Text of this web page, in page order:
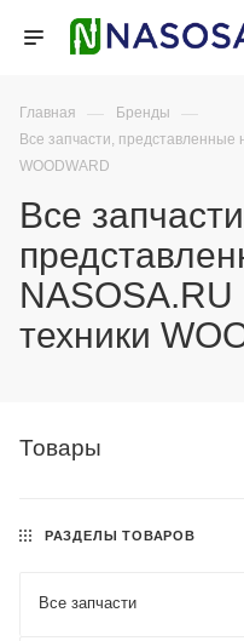
Главная — Бренды —
Все запчасти, представленные
WOODWARD
Все
техники
Товары
РАЗДЕЛЫ ТОВАРОВ
Все запчасти